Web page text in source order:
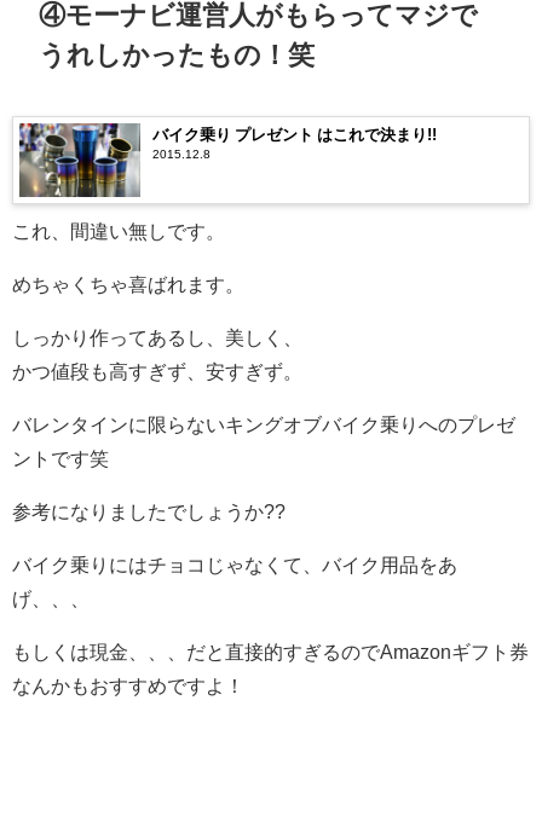
④モーナビ運営人がもらってマジで
うれしかったもの！笑
バイク乗り プレゼント はこれで決まり!!
2015.12.8
これ、間違い無しです。
めちゃくちゃ喜ばれます。
しっかり作ってあるし、美しく、
かつ値段も高すぎず、安すぎず。
バレンタインに限らないキングオブバイク乗りへのプレゼ
ントです笑
参考になりましたでしょうか??
バイク乗りにはチョコじゃなくて、バイク用品をあ
げ、、、
もしくは現金、、、だと直接的すぎるのでAmazonギフト券
なんかもおすすめですよ！